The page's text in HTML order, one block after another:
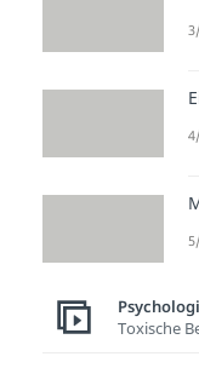
Toxische